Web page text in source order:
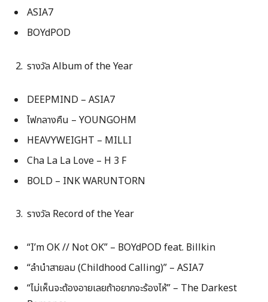
ASIA7
BOYdPOD
รางวัล Album of the Year
DEEPMIND – ASIA7
ไฟกลางคืน – YOUNGOHM
HEAVYWEIGHT – MILLI
Cha La La Love – H 3 F
BOLD – INK WARUNTORN
รางวัล Record of the Year
“I’m OK // Not OK” – BOYdPOD feat. Billkin
“ลำนำสายลม (Childhood Calling)” – ASIA7
“ไม่เห็นจะต้องอายเลยถ้าอยากจะร้องไห้” – The Darkest